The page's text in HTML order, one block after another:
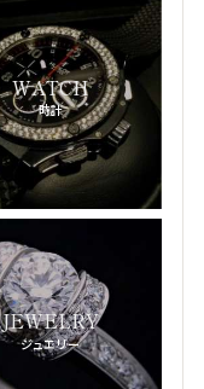
WATCH
時計
JEWELRY
ジュエリー